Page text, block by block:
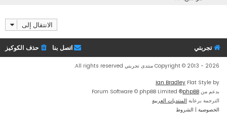
الانتقال إلى
تجربتي حذف الكوكيز اتصل بنا
Copyright © 2013 - 2026 منتدى تجربتي All rights reserved.
Flat Style by
Ian Bradley
بدعم من phpBB
® Forum Software © phpBB Limited
الترجمة برعاية المنتديات العربية
الخصوصية | الشروط